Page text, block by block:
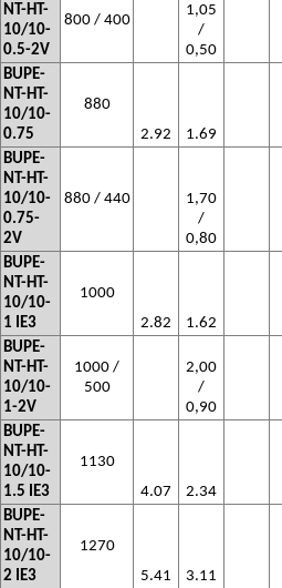
NT-HT-
10/10-
0.5-2V
800 / 400
1,05
/
0,50
BUPE-
NT-HT-
10/10-
0.75
880
2.92
1.69
BUPE-
NT-HT-
10/10-
0.75-
2V
880 / 440
1,70
/
0,80
BUPE-
NT-HT-
10/10-
1 IE3
1000
2.82
1.62
BUPE-
NT-HT-
10/10-
1-2V
1000 /
500
2,00
/
0,90
BUPE-
NT-HT-
10/10-
1.5 IE3
1130
4.07
2.34
BUPE-
NT-HT-
10/10-
2 IE3
1270
5.41
3.11